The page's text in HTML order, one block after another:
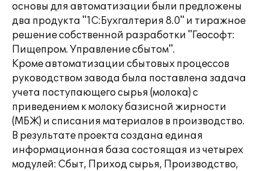
основы для автоматизации были предложены
два продукта "1С:Бухгалтерия 8.0" и тиражное
решение собственной разработки "Геософт:
Пищепром. Управление сбытом".
Кроме автоматизации сбытовых процессов
руководством завода была поставлена задача
учета поступающего сырья (молока) с
приведением к молоку базисной жирности
(МБЖ) и списания материалов в производство.
В результате проекта создана единая
информационная база состоящая из четырех
модулей: Сбыт, Приход сырья, Производство,